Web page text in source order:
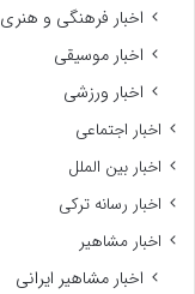
اخبار فرهنگی و هنری
اخبار موسیقی
اخبار ورزشی
اخبار اجتماعی
اخبار بین الملل
اخبار رسانه ترکی
اخبار مشاهیر
اخبار مشاهیر ایرانی